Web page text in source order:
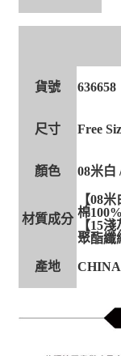
貨號 636658
尺寸 Free
顏色 08米白
材質成分
【08
棉100%
【15淺
聚酯纖
產地 CHINA